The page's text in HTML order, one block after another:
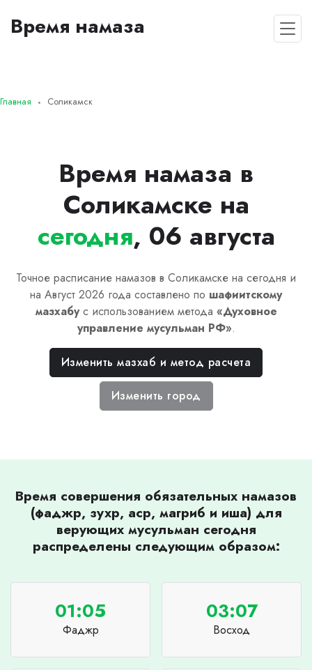
Время намаза
Главная Соликамск
Время намаза в
Соликамске на
сегодня, 06 августа
Точное расписание намазов в Соликамске на сегодня и
на Август 2026 года составлено по шафиитскому
мазхабус использованием метода «Духовное
управление мусульман РФ».
Изменить мазхаб и метод расчета
Изменить город
Время совершения обязательных намазов
(фаджр, зухр, аср, магриб и иша) для
верующих мусульман сегодня
распределены следующим образом:
01:05
Фаджр
03:07
Восход